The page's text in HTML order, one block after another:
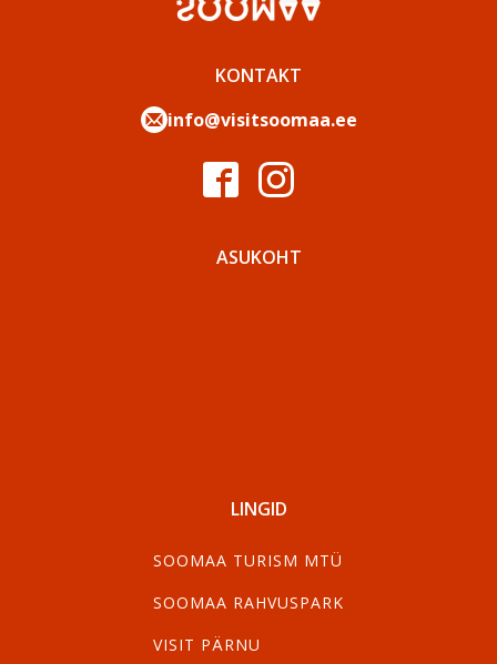
KONTAKT
info@visitsoomaa.ee
ASUKOHT
LINGID
SOOMAA TURISM MTÜ
SOOMAA RAHVUSPARK
VISIT PÄRNU